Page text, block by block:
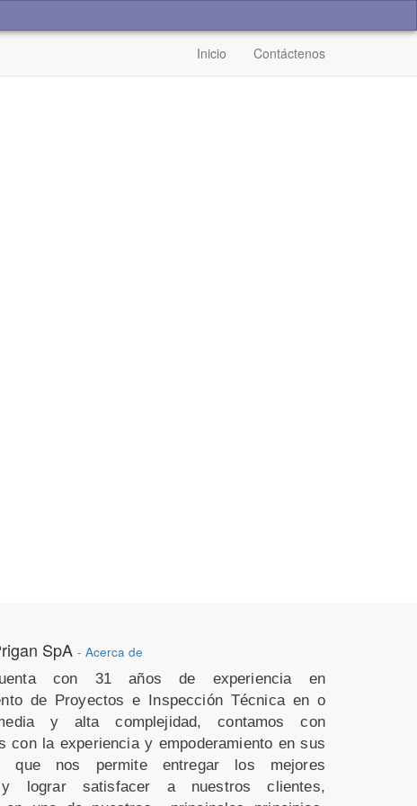
Inicio Contáctenos
SpA - Acerca de
con 31 años de experiencia en
de Proyectos e Inspección Técnica en o
y alta complejidad, contamos con
con la experiencia y empoderamiento en sus
que nos permite entregar los mejores
y lograr satisfacer a nuestros clientes,